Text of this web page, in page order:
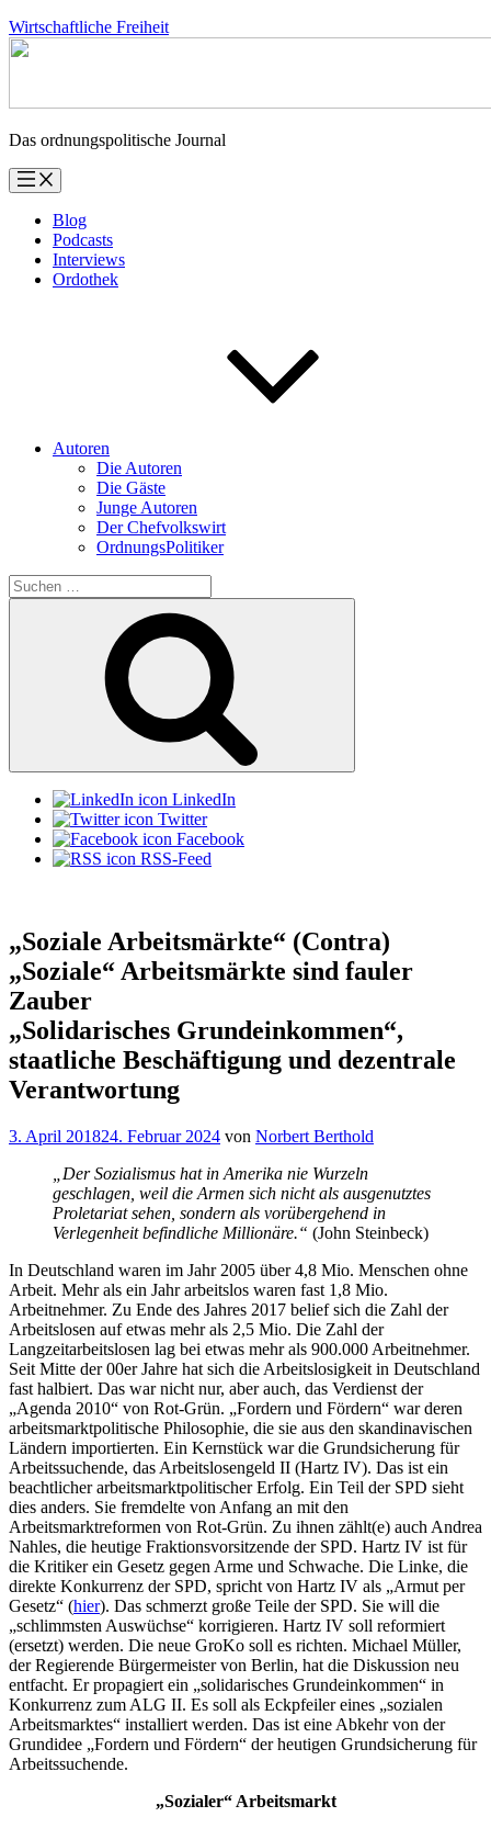
Zum
Inhalt
Wirtschaftliche Freiheit
Das ordnungspolitische Journal
Blog
Podcasts
Interviews
Ordothek
Autoren
Die Autoren
Die Gäste
Junge Autoren
Der Chefvolkswirt
OrdnungsPolitiker
Suchen
nach:
LinkedIn
Twitter
Facebook
RSS-Feed
„Soziale Arbeitsmärkte“ (Contra)
„Soziale“ Arbeitsmärkte sind fauler
Zauber
„Solidarisches Grundeinkommen“,
staatliche Beschäftigung und dezentrale
Verantwortung
Veröffentlicht
3. April 201824. Februar 2024 von Norbert Berthold
„Der Sozialismus hat in Amerika nie Wurzeln
geschlagen, weil die Armen sich nicht als ausgenutztes
Proletariat sehen, sondern als vorübergehend in
Verlegenheit befindliche Millionäre.“ (John Steinbeck)
In Deutschland waren im Jahr 2005 über 4,8 Mio. Menschen ohne
Arbeit. Mehr als ein Jahr arbeitslos waren fast 1,8 Mio.
Arbeitnehmer. Zu Ende des Jahres 2017 belief sich die Zahl der
Arbeitslosen auf etwas mehr als 2,5 Mio. Die Zahl der
Langzeitarbeitslosen lag bei etwas mehr als 900.000 Arbeitnehmer.
Seit Mitte der 00er Jahre hat sich die Arbeitslosigkeit in Deutschland
fast halbiert. Das war nicht nur, aber auch, das Verdienst der
„Agenda 2010“ von Rot-Grün. „Fordern und Fördern“ war deren
arbeitsmarktpolitische Philosophie, die sie aus den skandinavischen
Ländern importierten. Ein Kernstück war die Grundsicherung für
Arbeitssuchende, das Arbeitslosengeld II (Hartz IV). Das ist ein
beachtlicher arbeitsmarktpolitischer Erfolg. Ein Teil der SPD sieht
dies anders. Sie fremdelte von Anfang an mit den
Arbeitsmarktreformen von Rot-Grün. Zu ihnen zählt(e) auch Andrea
Nahles, die heutige Fraktionsvorsitzende der SPD. Hartz IV ist für
die Kritiker ein Gesetz gegen Arme und Schwache. Die Linke, die
direkte Konkurrenz der SPD, spricht von Hartz IV als „Armut per
Gesetz“ (hier). Das schmerzt große Teile der SPD. Sie will die
„schlimmsten Auswüchse“ korrigieren. Hartz IV soll reformiert
(ersetzt) werden. Die neue GroKo soll es richten. Michael Müller,
der Regierende Bürgermeister von Berlin, hat die Diskussion neu
entfacht. Er propagiert ein „solidarisches Grundeinkommen“ in
Konkurrenz zum ALG II. Es soll als Eckpfeiler eines „sozialen
Arbeitsmarktes“ installiert werden. Das ist eine Abkehr von der
Grundidee „Fordern und Fördern“ der heutigen Grundsicherung für
Arbeitssuchende.
„Sozialer“ Arbeitsmarkt